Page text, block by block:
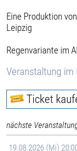
Eine Produktion
Leipzig
Regenvariante im
Veranstaltung im
Ticket
nächste
19.08.2026 (Mi)